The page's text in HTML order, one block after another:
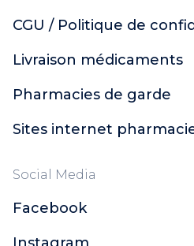
CGU / Politique de
Livraison médicaments
Pharmacies de garde
Sites internet
Social Media
Facebook